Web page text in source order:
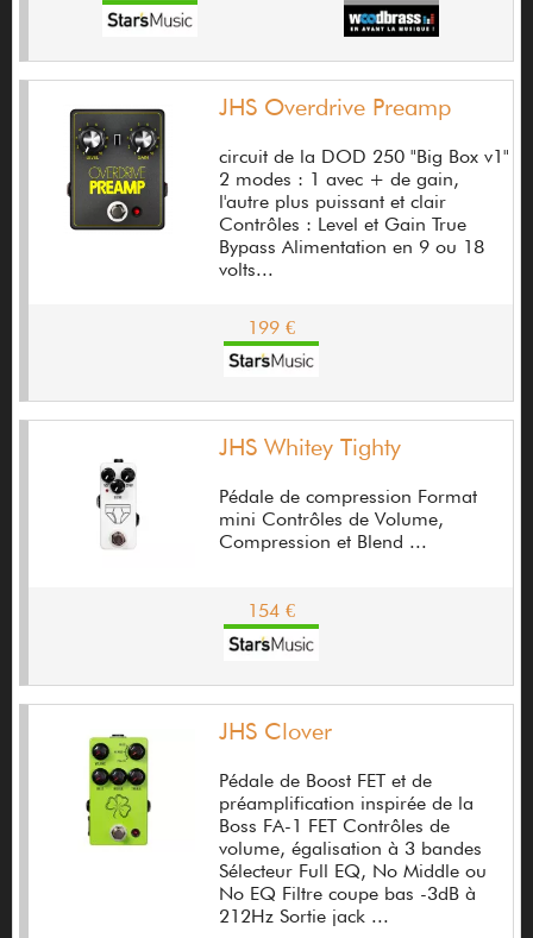
Audix
Augustine
Avalon
Avid
Azahar
Bacchus
Bad Cat
Bad Seed Guitars
Battiston Guitar
Baudry Guitars
BBE
JHS Overdrive Preamp
circuit de la DOD 250 "Big Box v1"
2 modes : 1 avec + de gain,
l'autre plus puissant et clair
Contrôles : Level et Gain True
Bypass Alimentation en 9 ou 18
volts...
199 €
JHS Whitey Tighty
Pédale de compression Format
mini Contrôles de Volume,
Compression et Blend ...
154 €
JHS Clover
Pédale de Boost FET et de
préamplification inspirée de la
Boss FA-1 FET Contrôles de
volume, égalisation à 3 bandes
Sélecteur Full EQ, No Middle ou
No EQ Filtre coupe bas -3dB à
212Hz Sortie jack ...